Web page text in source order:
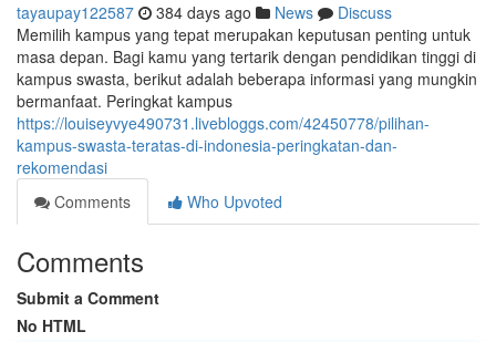
tayaupay122587 384 days ago News
Discuss
Memilih kampus yang tepat merupakan keputusan penting untuk
masa depan. Bagi kamu yang tertarik dengan pendidikan tinggi di
kampus swasta, berikut adalah beberapa informasi yang mungkin
bermanfaat. Peringkat kampus
https://louiseyvye490731.livebloggs.com/42450778/pilihan-
kampus-swasta-teratas-di-indonesia-peringkatan-dan-
rekomendasi
Comments
Who Upvoted
Comments
Submit a Comment
No HTML